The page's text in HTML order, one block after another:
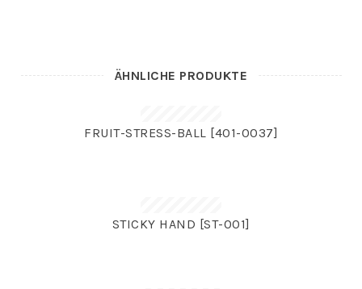
ÄHNLICHE PRODUKTE
FRUIT-STRESS-BALL [401-0037]
STICKY HAND [ST-001]